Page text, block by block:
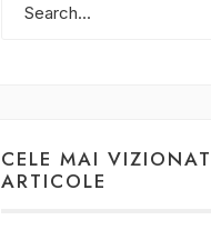
CELE MAI
ARTICOLE